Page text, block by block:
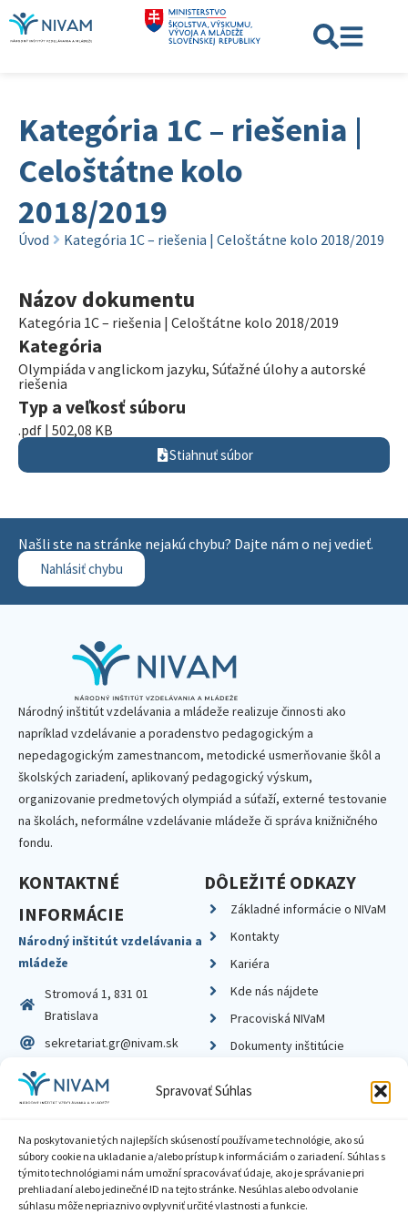
Spravovať Súhlas
Na poskytovanie tých najlepších skúseností používame technológie, ako sú
súbory cookie na ukladanie a/alebo prístup k informáciám o zariadení. Súhlas s
týmito technológiami nám umožní spracovávať údaje, ako je správanie pri
prehliadaní alebo jedinečné ID na tejto stránke. Nesúhlas alebo odvolanie
súhlasu môže nepriaznivo ovplyvniť určité vlastnosti a funkcie.
Kategória 1C – riešenia |
Celoštátne kolo
2018/2019
Úvod Kategória 1C – riešenia | Celoštátne kolo 2018/2019
Názov dokumentu
Kategória 1C – riešenia | Celoštátne kolo 2018/2019
Kategória
Olympiáda v anglickom jazyku, Súťažné úlohy a autorské
riešenia
Typ a veľkosť súboru
.pdf | 502,08 KB
Stiahnuť súbor
Našli ste na stránke nejakú chybu? Dajte nám o nej vedieť.
Nahlásiť chybu
Národný inštitút vzdelávania a mládeže realizuje činnosti ako
napríklad vzdelávanie a poradenstvo pedagogickým a
nepedagogickým zamestnancom, metodické usmerňovanie škôl a
školských zariadení, aplikovaný pedagogický výskum,
organizovanie predmetových olympiád a súťaží, externé testovanie
na školách, neformálne vzdelávanie mládeže či správa knižničného
fondu.
KONTAKTNÉ
INFORMÁCIE
Národný inštitút vzdelávania a
mládeže
Stromová 1, 831 01
Bratislava
sekretariat.gr@nivam.sk
IČO: 00164348
DIČ: 2020798714
DÔLEŽITÉ ODKAZY
Základné informácie o NIVaM
Kontakty
Kariéra
Kde nás nájdete
Pracoviská NIVaM
Dokumenty inštitúcie
Zásady ochrany súkromia